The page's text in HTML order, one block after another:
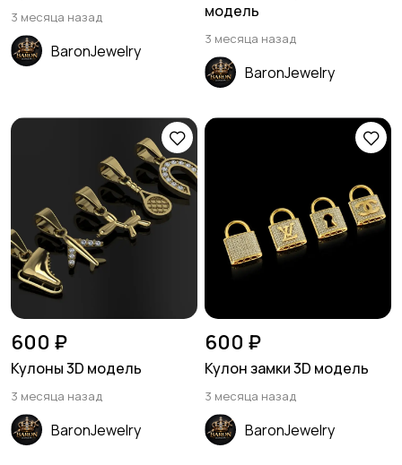
3 месяца назад
BaronJewelry
модель
3 месяца назад
BaronJewelry
600 ₽
Кулоны 3D модель
3 месяца назад
BaronJewelry
600 ₽
Кулон замки 3D модель
3 месяца назад
BaronJewelry